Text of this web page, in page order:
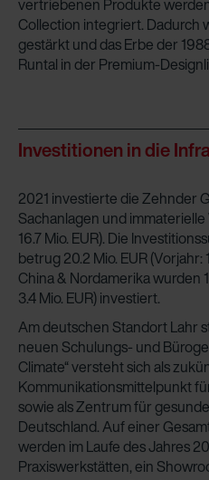
vertriebenen Produkte
Collection integriert. Dadurch
gestärkt und das Erbe der
Runtal in der Premium-
Investitionen in die
2021 investierte die Zehnder
Sachanlagen und
16.7 Mio. EUR). Die
betrug 20.2 Mio. EUR (Vorjahr:
China & Nordamerika wurden
3.4 Mio. EUR) investiert.
Am deutschen Standort Lahr
neuen Schulungs- und
Climate“ versteht sich als
Kommunikationsmittelpunkt
sowie als Zentrum für
Deutschland. Auf einer
werden im Laufe des Jahres
Praxiswerkstätten, ein